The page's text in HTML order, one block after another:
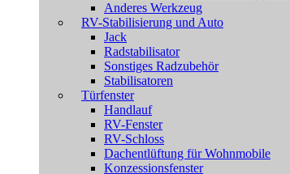
Anderes Werkzeug
RV-Stabilisierung und Auto
Jack
Radstabilisator
Sonstiges Radzubehör
Stabilisatoren
Türfenster
Handlauf
RV-Fenster
RV-Schloss
Dachentlüftung für Wohnmobile
Konzessionsfenster